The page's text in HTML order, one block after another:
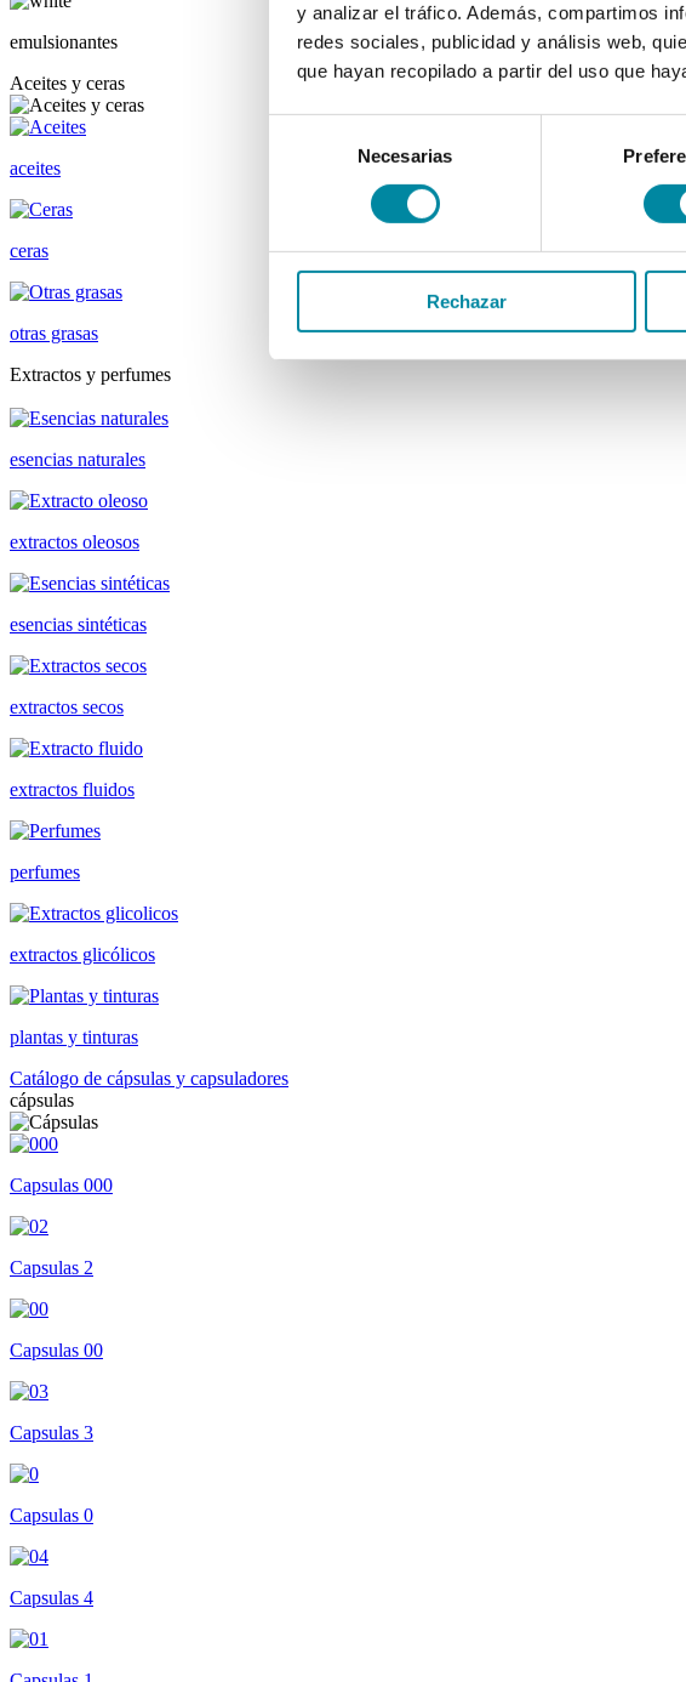
y analizar el tráfico. Además, compartimos
redes sociales, publicidad y análisis web,
que hayan recopilado a partir del uso que
consentimiento
Necesarias
Rechazar
emulsionantes
Aceites y ceras
aceites
ceras
otras grasas
Extractos y perfumes
esencias naturales
extractos oleosos
esencias sintéticas
extractos secos
extractos fluidos
perfumes
extractos glicólicos
plantas y tinturas
Catálogo de cápsulas y capsuladores
cápsulas
Capsulas 000
Capsulas 2
Capsulas 00
Capsulas 3
Capsulas 0
Capsulas 4